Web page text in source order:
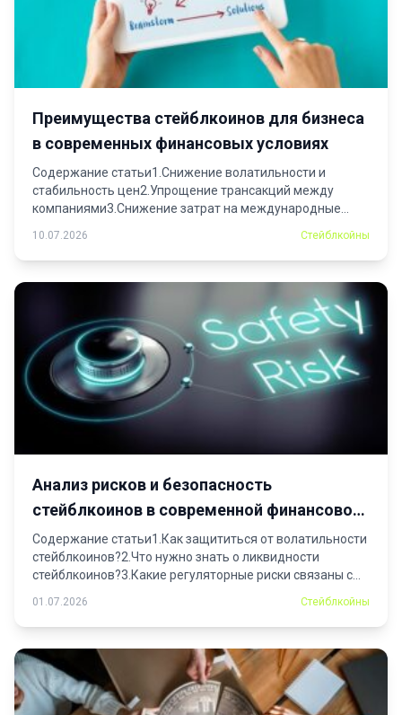
Преимущества стейблкоинов для бизнеса
в современных финансовых условиях
Содержание статьи1.Снижение волатильности и
стабильность цен2.Упрощение трансакций между
компаниями3.Снижение затрат на международные
переводы4.Вопрос-ответ: Рекомендуется рассмотреть...
10.07.2026 Стейблкойны
Анализ рисков и безопасность
стейблкоинов в современной финансовой
системе
Содержание статьи1.Как защититься от волатильности
стейблкоинов?2.Что нужно знать о ликвидности
стейблкоинов?3.Какие регуляторные риски связаны с...
01.07.2026 Стейблкойны